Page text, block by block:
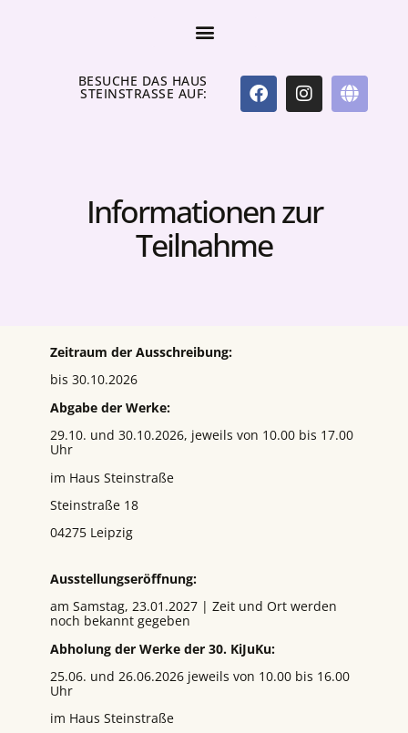
BESUCHE DAS HAUS
STEINSTRASSE AUF:
Informationen zur
Teilnahme
Zeitraum der Ausschreibung:
bis 30.10.2026
Abgabe der Werke:
29.10. und 30.10.2026, jeweils von 10.00 bis 17.00
Uhr
im Haus Steinstraße
Steinstraße 18
04275 Leipzig
Ausstellungseröffnung:
am Samstag, 23.01.2027 | Zeit und Ort werden
noch bekannt gegeben
Abholung der Werke der 30. KiJuKu:
25.06. und 26.06.2026 jeweils von 10.00 bis 16.00
Uhr
im Haus Steinstraße